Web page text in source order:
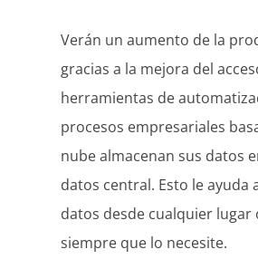
Verán un aumento de la
gracias a la mejora del
herramientas de
procesos empresariales
nube almacenan sus datos
datos central. Esto le ayuda
datos desde cualquier lugar
siempre que lo necesite.